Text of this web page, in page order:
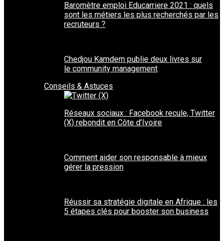
Baromètre emploi Educarriere 2021 : quels
sont les métiers les plus recherchés par les
recruteurs ?
Chedjou Kamdem publie deux livres sur
le community management
Conseils & Astuces
Réseaux sociaux : Facebook recule, Twitter
(X) rebondit en Côte d’Ivoire
Comment aider son responsable à mieux
gérer la pression
Réussir sa stratégie digitale en Afrique : les
5 étapes clés pour booster son business